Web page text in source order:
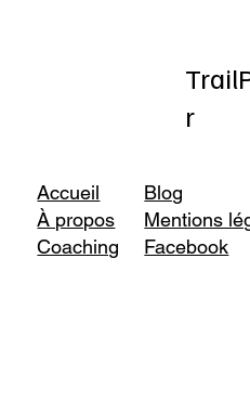
r
Accueil
À propos
Coaching
Blog
Mentions
Facebook